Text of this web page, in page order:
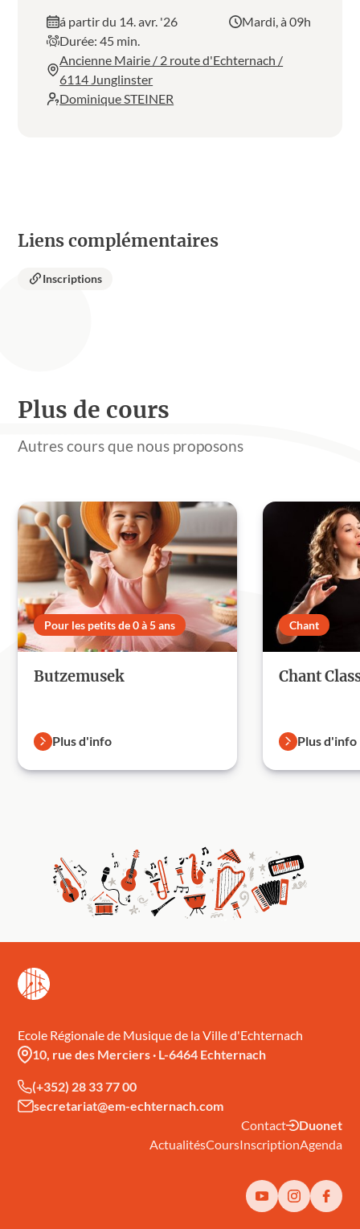
á partir du 14. avr. '26
Mardi, à 09h
Durée: 45 min.
Ancienne Mairie / 2 route d'Echternach /
6114 Junglinster
Dominique STEINER
Liens complémentaires
Inscriptions
Plus de cours
Autres cours que nous proposons
Pour les petits de 0 à 5 ans
Butzemusek
Plus d'info
Chant
Chant
Plus d'info
Ecole Régionale de Musique de la Ville d'Echternach
10, rue des Merciers· L-6464 Echternach
(+352) 28 33 77 00
secretariat@em-echternach.com
Contact
Duonet
ActualitésCoursInscriptionAgenda